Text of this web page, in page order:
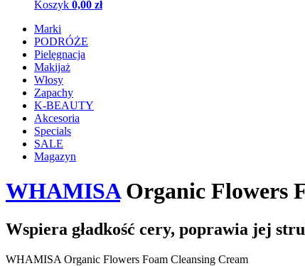
Koszyk 0,00 zł
Marki
PODRÓŻE
Pielęgnacja
Makijaż
Włosy
Zapachy
K-BEAUTY
Akcesoria
Specials
SALE
Magazyn
WHAMISAOrganic Flowers
Wspiera gładkość cery, poprawia jej
WHAMISA Organic Flowers Foam Cleansing Cream